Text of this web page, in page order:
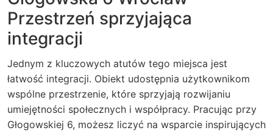
Przestrzeń sprzyjająca
integracji
Jednym z kluczowych atutów tego miejsca jest
łatwość integracji. Obiekt udostępnia użytkownikom
wspólne przestrzenie, które sprzyjają rozwijaniu
umiejętności społecznych i współpracy. Pracując przy
Głogowskiej 6, możesz liczyć na wsparcie inspirujących